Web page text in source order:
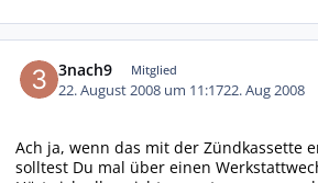
3nach9 Mitglied
22. August 2008 um 11:1722. Aug 2008
Ach ja, wenn das mit der Zündkassette
solltest Du mal über einen